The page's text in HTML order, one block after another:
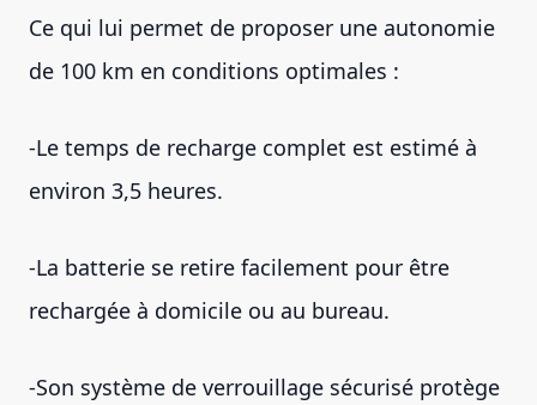
Ce qui lui permet de proposer une autonomie
de 100 km en conditions optimales :
-Le temps de recharge complet est estimé à
environ 3,5 heures.
-La batterie se retire facilement pour être
rechargée à domicile ou au bureau.
-Son système de verrouillage sécurisé protège